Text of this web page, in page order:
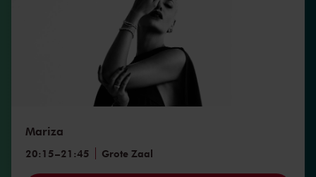
Mariza
20:15–21:45 Grote Zaal